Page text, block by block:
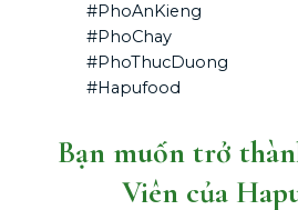
#PhoAnKieng
#PhoChay
#PhoThucDuong
#Hapufood
Bạn muốn trở
Viên của